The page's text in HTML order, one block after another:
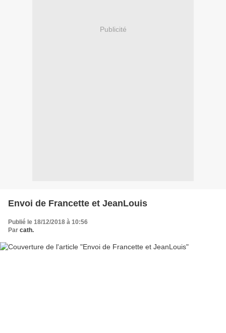
Publicité
Envoi de Francette et JeanLouis
Publié le 18/12/2018 à 10:56
Par cath.